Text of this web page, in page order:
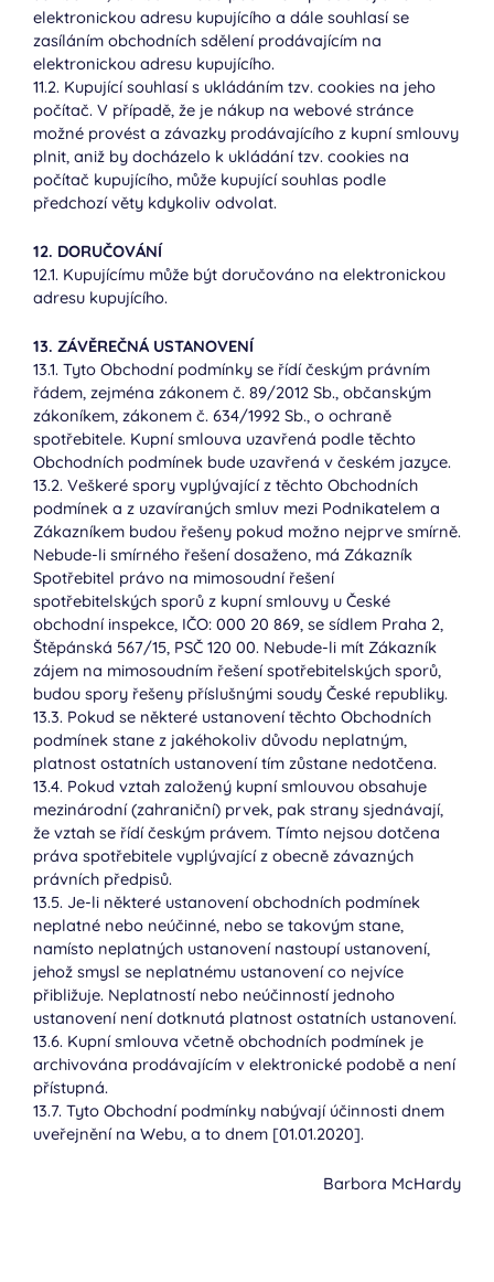
elektronickou adresu kupujícího a dále souhlasí se
zasíláním obchodních sdělení prodávajícím na
elektronickou adresu kupujícího.
11.2. Kupující souhlasí s ukládáním tzv. cookies na jeho
počítač. V případě, že je nákup na webové stránce
možné provést a závazky prodávajícího z kupní smlouvy
plnit, aniž by docházelo k ukládání tzv. cookies na
počítač kupujícího, může kupující souhlas podle
předchozí věty kdykoliv odvolat.
12. DORUČOVÁNÍ
12.1. Kupujícímu může být doručováno na elektronickou
adresu kupujícího.
13. ZÁVĚREČNÁ USTANOVENÍ
13.1. Tyto Obchodní podmínky se řídí českým právním
řádem, zejména zákonem č. 89/2012 Sb., občanským
zákoníkem, zákonem č. 634/1992 Sb., o ochraně
spotřebitele. Kupní smlouva uzavřená podle těchto
Obchodních podmínek bude uzavřená v českém jazyce.
13.2. Veškeré spory vyplývající z těchto Obchodních
podmínek a z uzavíraných smluv mezi Podnikatelem a
Zákazníkem budou řešeny pokud možno nejprve smírně.
Nebude-li smírného řešení dosaženo, má Zákazník
Spotřebitel právo na mimosoudní řešení
spotřebitelských sporů z kupní smlouvy u České
obchodní inspekce, IČO: 000 20 869, se sídlem Praha 2,
Štěpánská 567/15, PSČ 120 00. Nebude-li mít Zákazník
zájem na mimosoudním řešení spotřebitelských sporů,
budou spory řešeny příslušnými soudy České republiky.
13.3. Pokud se některé ustanovení těchto Obchodních
podmínek stane z jakéhokoliv důvodu neplatným,
platnost ostatních ustanovení tím zůstane nedotčena.
13.4. Pokud vztah založený kupní smlouvou obsahuje
mezinárodní (zahraniční) prvek, pak strany sjednávají,
že vztah se řídí českým právem. Tímto nejsou dotčena
práva spotřebitele vyplývající z obecně závazných
právních předpisů.
13.5. Je-li některé ustanovení obchodních podmínek
neplatné nebo neúčinné, nebo se takovým stane,
namísto neplatných ustanovení nastoupí ustanovení,
jehož smysl se neplatnému ustanovení co nejvíce
přibližuje. Neplatností nebo neúčinností jednoho
ustanovení není dotknutá platnost ostatních ustanovení.
13.6. Kupní smlouva včetně obchodních podmínek je
archivována prodávajícím v elektronické podobě a není
přístupná.
13.7. Tyto Obchodní podmínky nabývají účinnosti dnem
uveřejnění na Webu, a to dnem [01.01.2020].
Barbora McHardy